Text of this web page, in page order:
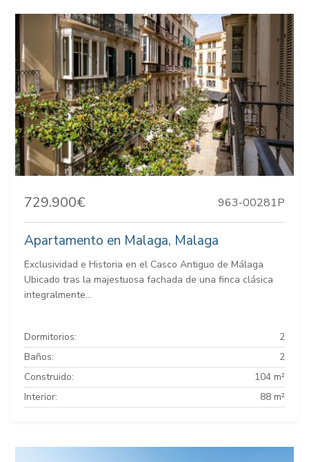
729.900€ 963-00281P
Apartamento en Malaga, Malaga
Exclusividad e Historia en el Casco Antiguo de Málaga
Ubicado tras la majestuosa fachada de una finca clásica
integralmente...
Dormitorios:
2
Baños:
2
Construido:
104 m²
Interior:
88 m²